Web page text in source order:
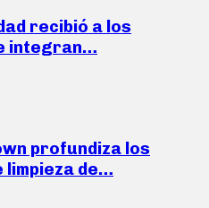
recibió a los
integran…
profundiza los
limpieza de…